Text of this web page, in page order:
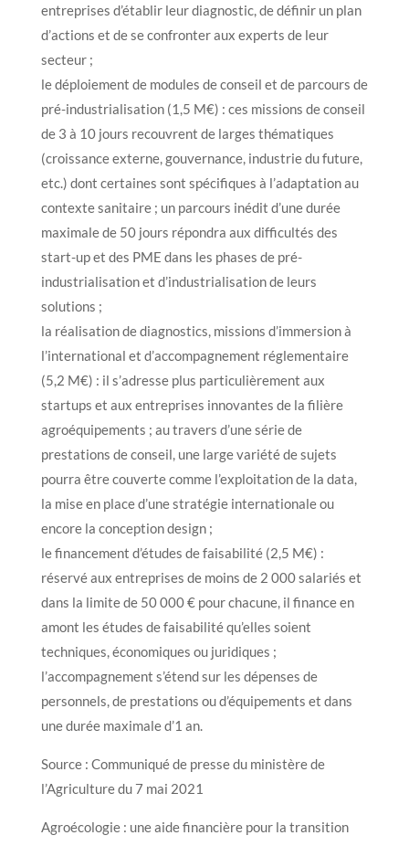
entreprises d’établir leur diagnostic, de définir un plan
d’actions et de se confronter aux experts de leur
secteur ;
le déploiement de modules de conseil et de parcours de
pré-industrialisation (1,5 M€) : ces missions de conseil
de 3 à 10 jours recouvrent de larges thématiques
(croissance externe, gouvernance, industrie du future,
etc.) dont certaines sont spécifiques à l’adaptation au
contexte sanitaire ; un parcours inédit d’une durée
maximale de 50 jours répondra aux difficultés des
start-up et des PME dans les phases de pré-
industrialisation et d’industrialisation de leurs
solutions ;
la réalisation de diagnostics, missions d’immersion à
l’international et d’accompagnement réglementaire
(5,2 M€) : il s’adresse plus particulièrement aux
startups et aux entreprises innovantes de la filière
agroéquipements ; au travers d’une série de
prestations de conseil, une large variété de sujets
pourra être couverte comme l’exploitation de la data,
la mise en place d’une stratégie internationale ou
encore la conception design ;
le financement d’études de faisabilité (2,5 M€) :
réservé aux entreprises de moins de 2 000 salariés et
dans la limite de 50 000 € pour chacune, il finance en
amont les études de faisabilité qu’elles soient
techniques, économiques ou juridiques ;
l’accompagnement s’étend sur les dépenses de
personnels, de prestations ou d’équipements et dans
une durée maximale d’1 an.
Source : Communiqué de presse du ministère de
l’Agriculture du 7 mai 2021
Agroécologie : une aide financière pour la transition